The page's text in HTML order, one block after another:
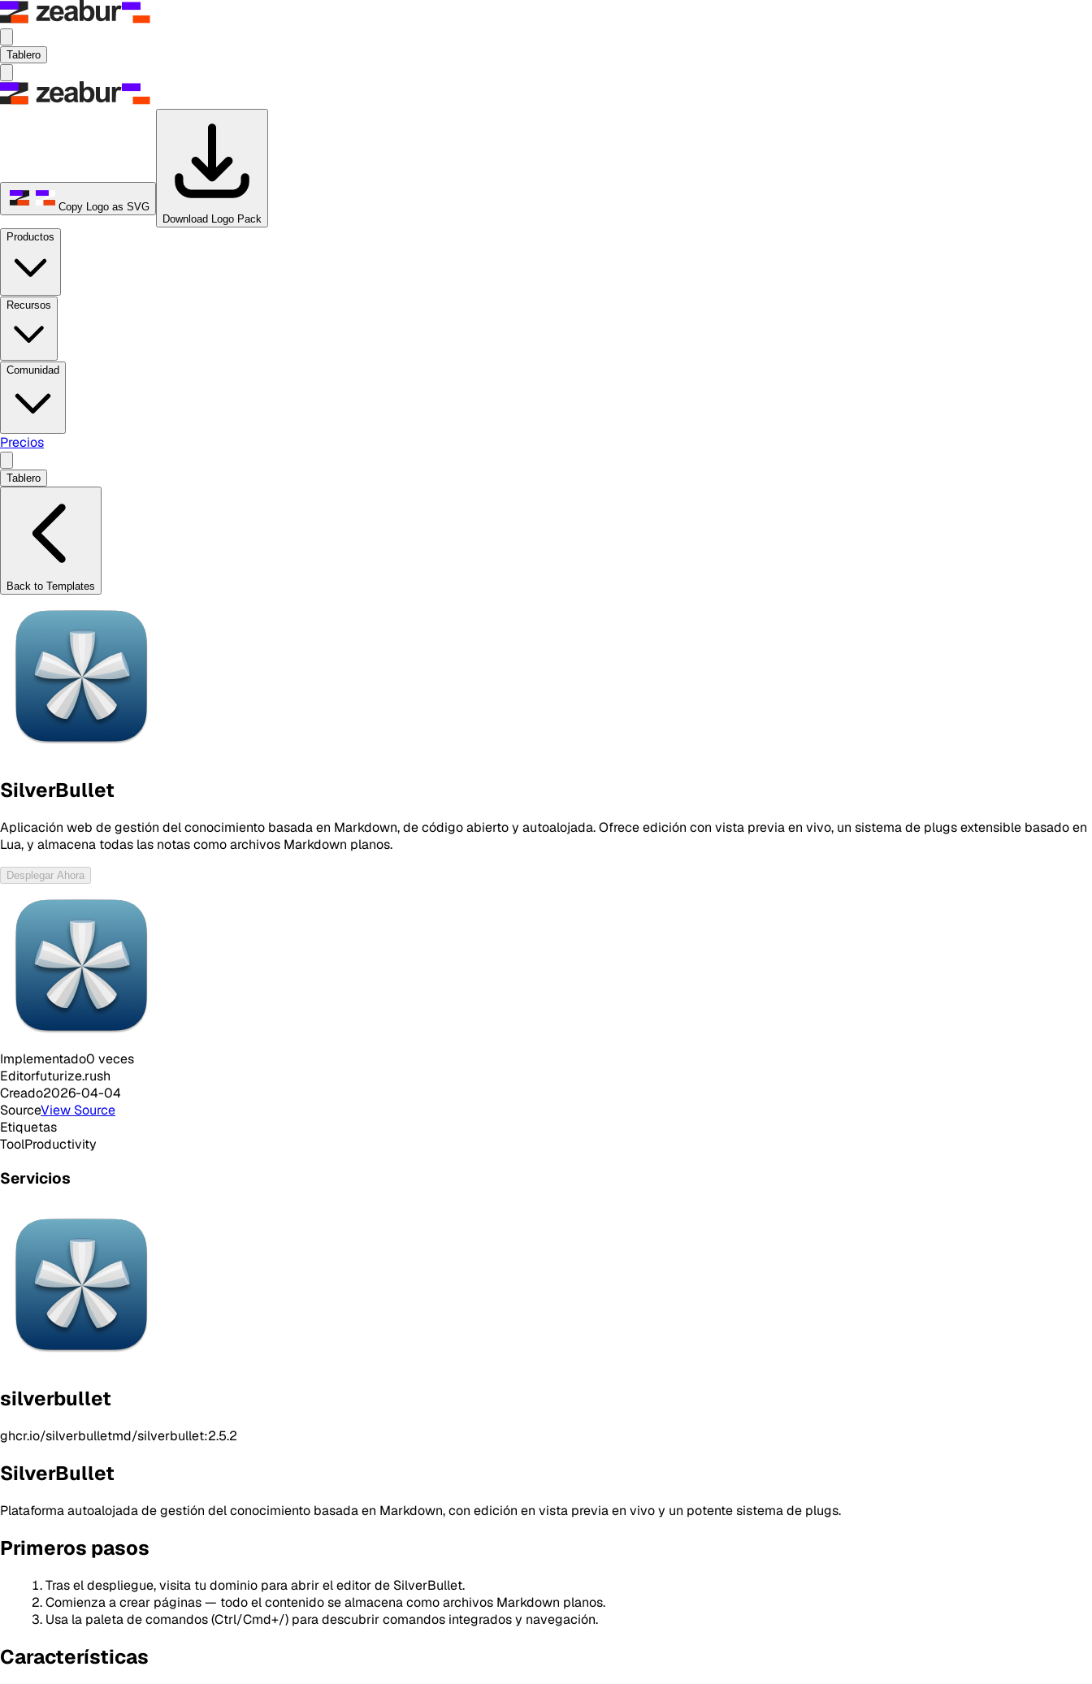
Tablero
Copy Logo as SVG
Download Logo Pack
Productos
Recursos
Comunidad
Precios
Tablero
Back to Templates
SilverBullet
Aplicación web de gestión del conocimiento basada en Markdown, de código abierto y autoalojada. Ofrece edición con vista previa en vivo, un sistema de plugs extensible basado en
Lua, y almacena todas las notas como archivos Markdown planos.
Desplegar Ahora
Implementado0 veces
Editorfuturize.rush
Creado2026-04-04
SourceView Source
Etiquetas
ToolProductivity
Servicios
silverbullet
ghcr.io/silverbulletmd/silverbullet:2.5.2
SilverBullet
Plataforma autoalojada de gestión del conocimiento basada en Markdown, con edición en vista previa en vivo y un potente sistema de plugs.
Primeros pasos
Tras el despliegue, visita tu dominio para abrir el editor de SilverBullet.
Comienza a crear páginas — todo el contenido se almacena como archivos Markdown planos.
Usa la paleta de comandos (Ctrl/Cmd+/) para descubrir comandos integrados y navegación.
Características